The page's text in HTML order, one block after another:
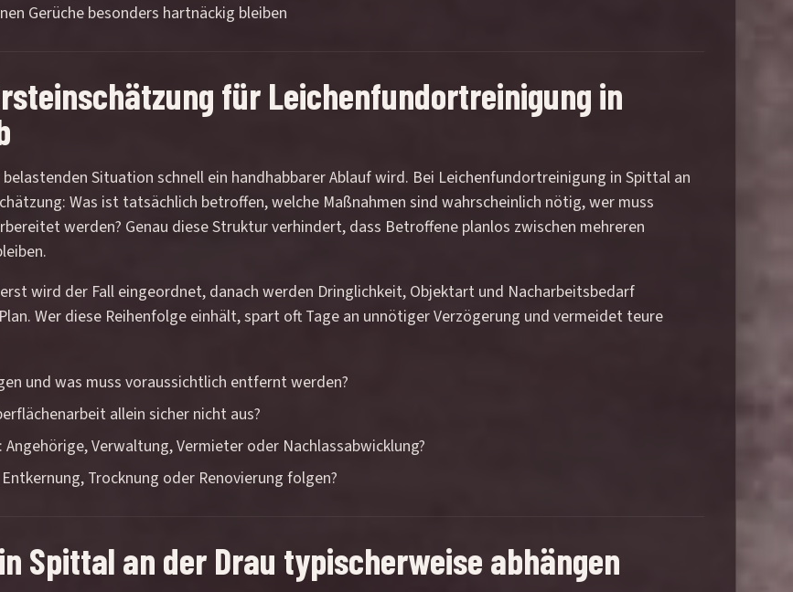
Gerüche besonders hartnäckig bleiben
für Leichenfundortreinigung in
Situation schnell ein handhabbarer Ablauf wird. Bei Leichenfundortreinigung in Spittal an
Was ist tatsächlich betroffen, welche Maßnahmen sind wahrscheinlich nötig, wer muss
werden? Genau diese Struktur verhindert, dass Betroffene planlos zwischen mehreren
wird der Fall eingeordnet, danach werden Dringlichkeit, Objektart und Nacharbeitsbedarf
Wer diese Reihenfolge einhält, spart oft Tage an unnötiger Verzögerung und vermeidet teure
und was muss voraussichtlich entfernt werden?
allein sicher nicht aus?
Verwaltung, Vermieter oder Nachlassabwicklung?
Trocknung oder Renovierung folgen?
Spittal an der Drau typischerweise abhängen